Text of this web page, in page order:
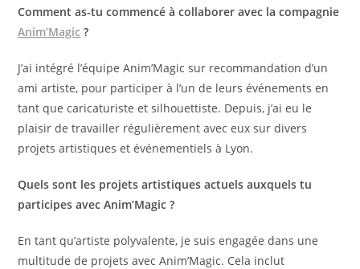
Comment as-tu commencé à collaborer avec la compagnie
Anim’Magic ?
J’ai intégré l’équipe Anim’Magic sur recommandation d’un
ami artiste, pour participer à l’un de leurs événements en
tant que caricaturiste et silhouettiste. Depuis, j’ai eu le
plaisir de travailler régulièrement avec eux sur divers
projets artistiques et événementiels à Lyon.
Quels sont les projets artistiques actuels auxquels tu
participes avec Anim’Magic ?
En tant qu’artiste polyvalente, je suis engagée dans une
multitude de projets avec Anim’Magic. Cela inclut